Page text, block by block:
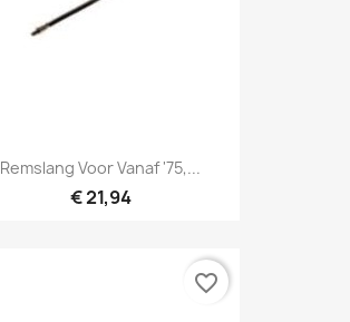
Remslang Voor Vanaf '75,...
€ 21,94
favorite_border